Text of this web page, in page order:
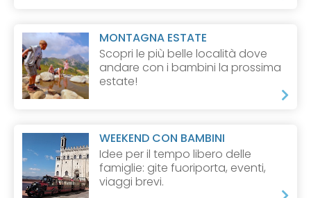
MONTAGNA ESTATE
Scopri le più belle località dove
andare con i bambini la prossima
estate!
WEEKEND CON BAMBINI
Idee per il tempo libero delle
famiglie: gite fuoriporta, eventi,
viaggi brevi.